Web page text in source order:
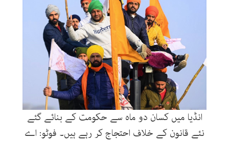
انڈیا میں کسان دو ماہ سے حکومت کے بنائے گئے
نئے قانون کے خلاف احتجاج کر رہے ہیں۔ فوٹو: اے